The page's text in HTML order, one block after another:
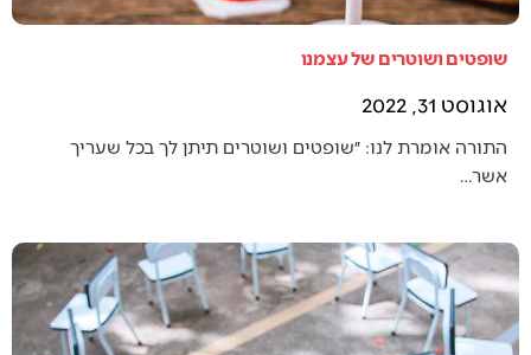
שופטים ושוטרים של עצמנו
אוגוסט 31, 2022
התורה אומרת לנו: ״שופטים ושוטרים תיתן לך בכל שעריך
אשר…